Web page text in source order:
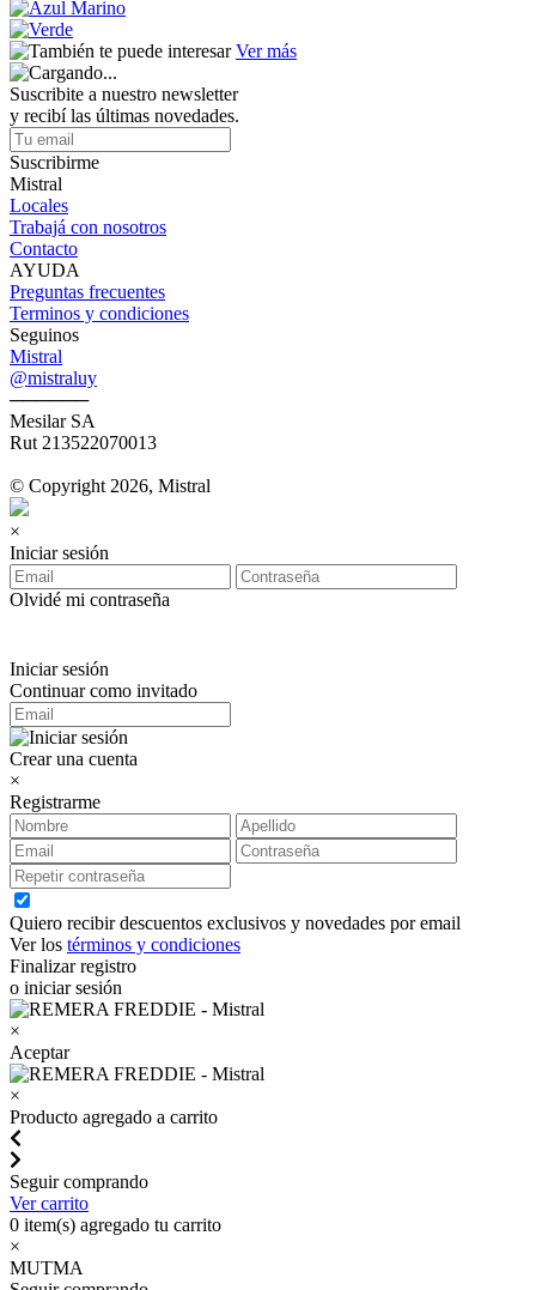
Ver más
Suscribite a nuestro newsletter
y recibí las últimas novedades.
Suscribirme
Mistral
Locales
Trabajá con nosotros
Contacto
AYUDA
Preguntas frecuentes
Terminos y condiciones
Seguinos
Mistral
@mistraluy
──────
Mesilar SA
Rut 213522070013
© Copyright 2026, Mistral
×
Iniciar sesión
Olvidé mi contraseña
Iniciar sesión
Continuar como invitado
Crear una cuenta
×
Registrarme
Quiero recibir descuentos exclusivos y novedades por email
Ver los términos y condiciones
Finalizar registro
o iniciar sesión
×
Aceptar
×
Producto agregado a carrito
Seguir comprando
Ver carrito
0 item(s) agregado tu carrito
×
MUTMA